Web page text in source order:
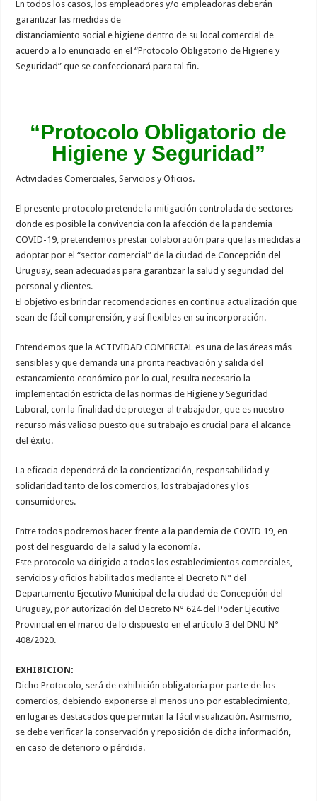
En todos los casos, los empleadores y/o empleadoras deberán
garantizar las medidas de
distanciamiento social e higiene dentro de su local comercial de
acuerdo a lo enunciado en el “Protocolo Obligatorio de Higiene y
Seguridad” que se confeccionará para tal fin.
“Protocolo Obligatorio de
Higiene y Seguridad”
Actividades Comerciales, Servicios y Oficios.
El presente protocolo pretende la mitigación controlada de sectores
donde es posible la convivencia con la afección de la pandemia
COVID-19, pretendemos prestar colaboración para que las medidas a
adoptar por el “sector comercial” de la ciudad de Concepción del
Uruguay, sean adecuadas para garantizar la salud y seguridad del
personal y clientes.
El objetivo es brindar recomendaciones en continua actualización que
sean de fácil comprensión, y así flexibles en su incorporación.
Entendemos que la ACTIVIDAD COMERCIAL es una de las áreas más
sensibles y que demanda una pronta reactivación y salida del
estancamiento económico por lo cual, resulta necesario la
implementación estricta de las normas de Higiene y Seguridad
Laboral, con la finalidad de proteger al trabajador, que es nuestro
recurso más valioso puesto que su trabajo es crucial para el alcance
del éxito.
La eficacia dependerá de la concientización, responsabilidad y
solidaridad tanto de los comercios, los trabajadores y los
consumidores.
Entre todos podremos hacer frente a la pandemia de COVID 19, en
post del resguardo de la salud y la economía.
Este protocolo va dirigido a todos los establecimientos comerciales,
servicios y oficios habilitados mediante el Decreto N° del
Departamento Ejecutivo Municipal de la ciudad de Concepción del
Uruguay, por autorización del Decreto N° 624 del Poder Ejecutivo
Provincial en el marco de lo dispuesto en el artículo 3 del DNU N°
408/2020.
EXHIBICION:
Dicho Protocolo, será de exhibición obligatoria por parte de los
comercios, debiendo exponerse al menos uno por establecimiento,
en lugares destacados que permitan la fácil visualización. Asimismo,
se debe verificar la conservación y reposición de dicha información,
en caso de deterioro o pérdida.